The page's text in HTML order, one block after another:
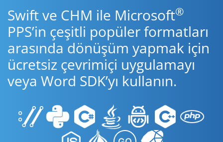
Swift ve CHM ile Microsoft®
PPS’in çeşitli popüler formatları
arasında dönüşüm yapmak için
ücretsiz çevrimiçi uygulamayı
veya Word SDK’yı kullanın.